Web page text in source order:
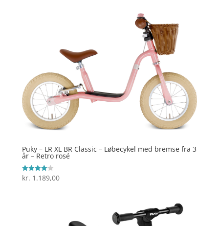
Puky – LR XL BR Classic – Løbecykel med bremse fra 3
år – Retro rosé
Vurderet
4.1
kr. 1.189,00